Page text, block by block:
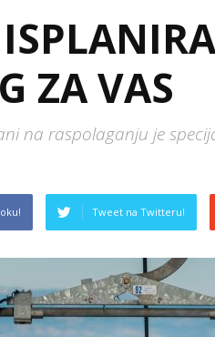
ZA VAS
na raspolaganju je
Tweet na Twitteru!